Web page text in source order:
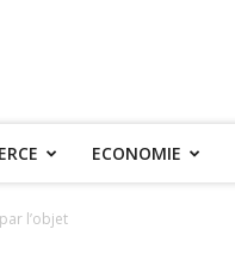
ECONOMIE
l’objet